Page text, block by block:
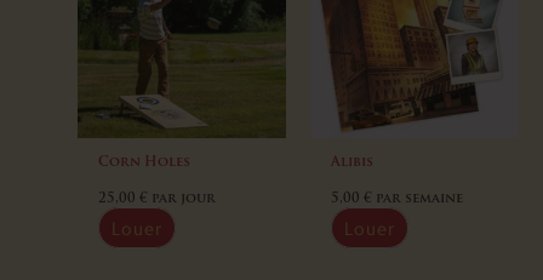
Corn Holes
25,00 € par jour
Louer
Alibis
5,00 € par semaine
Louer